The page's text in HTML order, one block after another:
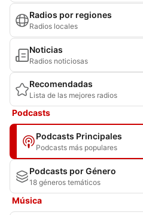
Radios por regiones
Radios locales
Noticias
Radios noticiosas
Recomendadas
Lista de las mejores radios
Podcasts
Podcasts Principales
Podcasts más populares
Podcasts por Género
18 géneros temáticos
Música